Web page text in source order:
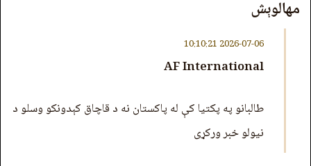
مهالوېش
2026-07-06 10:10:21
AF International
طالبانو په پکتیا کې له پاکستان نه د قاچاق کېدونکو وسلو د
نیولو خبر ورکړی